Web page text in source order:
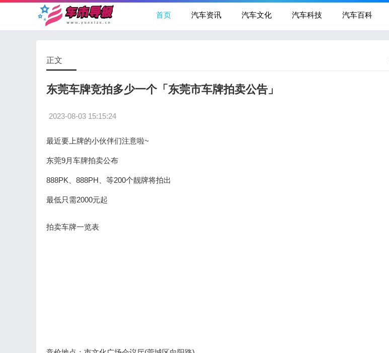
首页 汽车资讯 汽车文化 汽车科技 汽车百科
正文
东莞车牌竞拍多少一个「东莞市车牌拍卖公告」
2023-08-03 15:15:24
最近要上牌的小伙伴们注意啦~
东莞9月车牌拍卖公布
888PK、888PH、等200个靓牌将拍出
最低只需2000元起
拍卖车牌一览表